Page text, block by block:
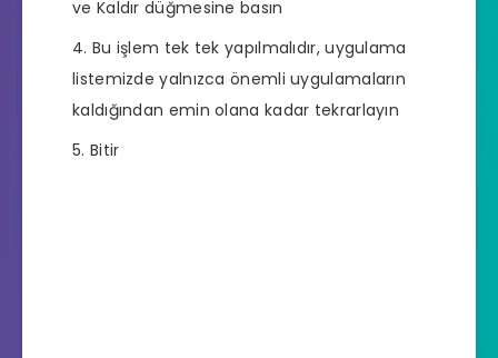
ve Kaldır düğmesine basın
Bu işlem tek tek yapılmalıdır, uygulama
listemizde yalnızca önemli uygulamaların
kaldığından emin olana kadar tekrarlayın
Bitir